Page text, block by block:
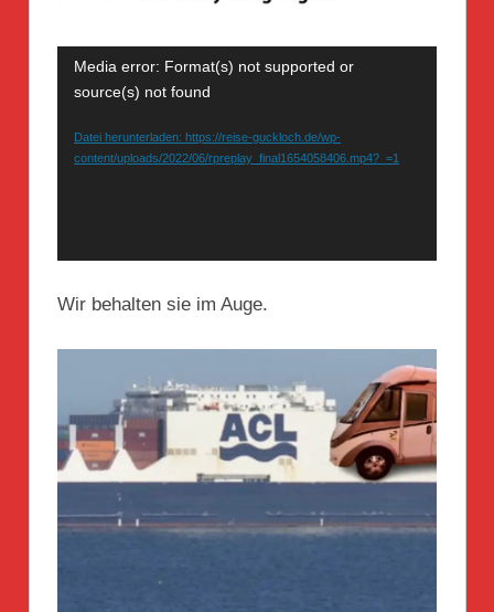
Video-
Player
Media error: Format(s) not supported or
source(s) not found
Datei herunterladen: https://reise-guckloch.de/wp-
content/uploads/2022/06/rpreplay_final1654058406.mp4?_=1
Wir behalten sie im Auge.